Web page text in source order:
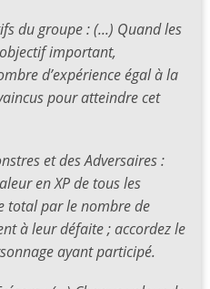
du groupe : (...) Quand les
important,
d’expérience égal à la
pour atteindre cet
et des Adversaires :
en XP de tous les
total par le nombre de
à leur défaite ; accordez le
ayant participé.